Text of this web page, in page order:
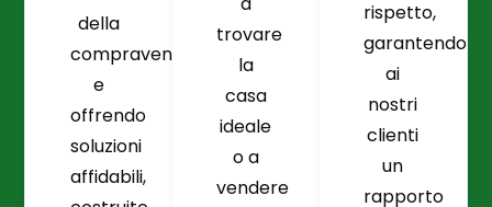
della
compravendita
e
offrendo
soluzioni
affidabili,
trovare
la
casa
ideale
o a
vendere
rispetto,
garantendo
ai
nostri
clienti
un
rapporto